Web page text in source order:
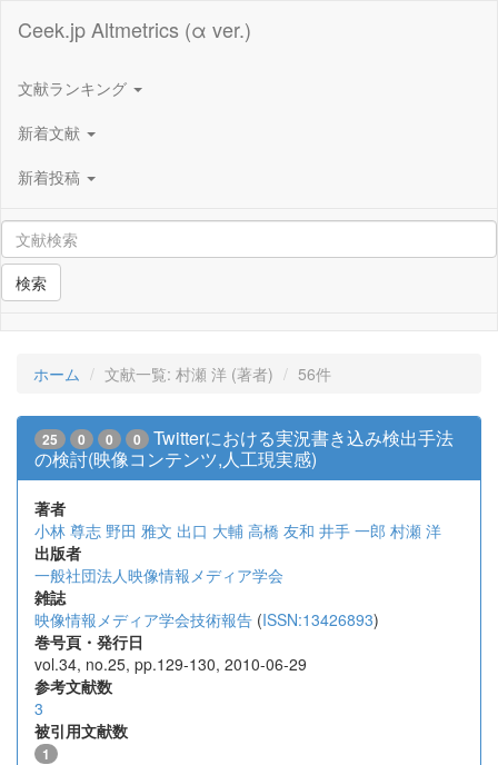
Ceek.jp Altmetrics (α ver.)
文献ランキング
新着文献
新着投稿
検索
ホーム 文献一覧: 村瀬 洋 (著者) 56件
25 0 0 0
Twitterにおける実況書き込み検出手法
の検討(映像コンテンツ,人工現実感)
著者
小林 尊志 野田 雅文 出口 大輔 高橋 友和 井手 一郎 村瀬 洋
出版者
一般社団法人映像情報メディア学会
雑誌
映像情報メディア学会技術報告 (ISSN:13426893)
巻号頁・発行日
vol.34, no.25, pp.129-130, 2010-06-29
参考文献数
3
被引用文献数
1